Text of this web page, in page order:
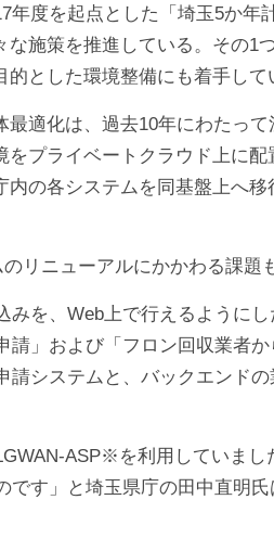
度を起点とした「埼玉5か年
な施策を推進している。その1
とした環境整備にも着手して
最適化は、過去10年にわたっ
をプライベートクラウド上に
内の各システムを同基盤上へ
リニューアルにかかわる課題
を、Web上で行えるように
」および「フロン回収業者
システムと、バックエンド
ASP※を利用していま
す」と埼玉県庁の田中直明氏